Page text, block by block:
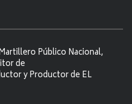
Público Nacional,
de
y Productor de EL